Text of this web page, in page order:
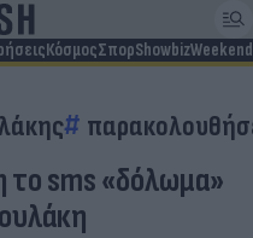
ΚόσμοςΣπορShowbizWeekend
το sms «δόλωμα»